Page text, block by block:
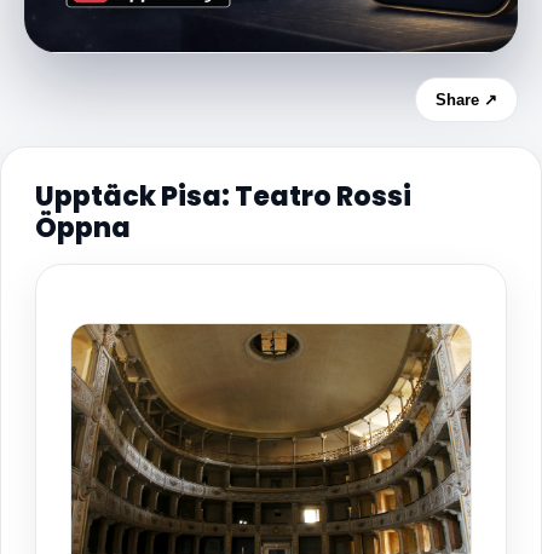
Share ↗
Upptäck Pisa: Teatro Rossi
Öppna